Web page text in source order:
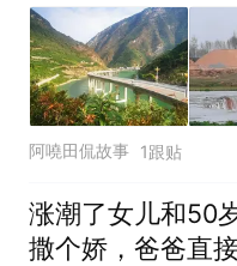
阿嘵田侃故事 1跟贴
涨潮了女儿和50
撒个娇，爸爸直